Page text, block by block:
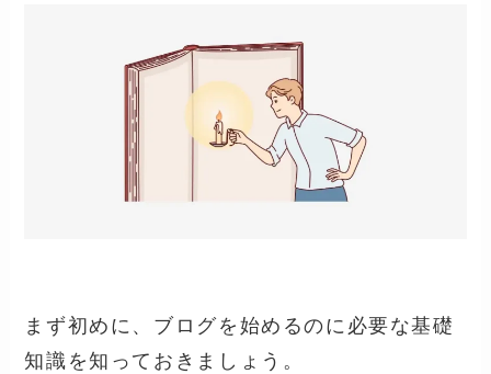
まず初めに、ブログを始めるのに必要な基礎
知識を知っておきましょう。